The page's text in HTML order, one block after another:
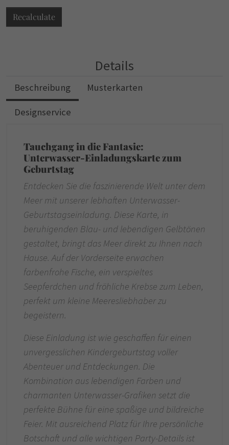
Recalculate
Details
Beschreibung Musterkarten
Designservice
Tauchgang in die Fantasie:
Unterwasser-Einladungskarte zum
Geburtstag
Entdecken Sie die faszinierende Welt unter dem
Meer mit unserer lebhaften Unterwasser-
Geburtstagseinladung. Diese Karte, in
beruhigenden Blau- und lebendigen Gelbtönen
gestaltet, bringt das Meer direkt zu Ihnen nach
Hause. Auf der Vorderseite erwachen
farbenfrohe Fische, ein verspieltes
Seepferdchen und fröhliche Krebse zum Leben,
perfekt um kleine Meeresliebhaber zu
begeistern.
Diese Einladung ist wie geschaffen für einen
unvergesslichen Kindergeburtstag voller
Abenteuer und Entdeckungen. Die
Kombination aus lebendigen Farben und
charmanten Unterwasser-Grafiken setzt die
perfekte Bühne für eine spaßige und bildreiche
Feier. Mit ausreichend Platz für Ihre persönliche
Botschaft und alle wichtigen Party-Details ist